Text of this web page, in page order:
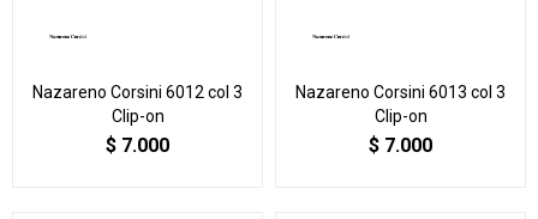
Nazareno Corsini 6012 col 3
Clip-on
$ 7.000
Nazareno Corsini 6013 col 3
Clip-on
$ 7.000